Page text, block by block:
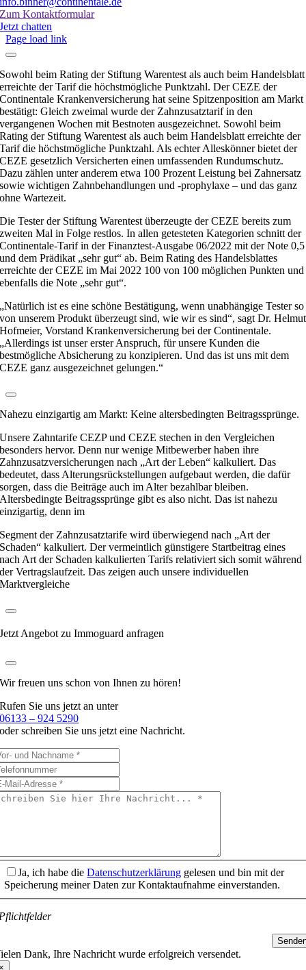
Zum Kontaktformular
Jetzt chatten
Page load link
Sowohl beim Rating der Stiftung Warentest als auch beim Handelsblatt
erreichte der Tarif die höchstmögliche Punktzahl. Der CEZE der
Continentale Krankenversicherung hat seine Spitzenposition am Markt
bestätigt: Gleich zweimal wurde der Zahnzusatztarif in den
vergangenen Wochen mit Bestnoten ausgezeichnet. Sowohl beim
Rating der Stiftung Warentest als auch beim Handelsblatt erreichte der
Tarif die höchstmögliche Punktzahl. Als echter Alleskönner bietet der
CEZE gesetzlich Versicherten einen umfassenden Rundumschutz.
Dazu zählen unter anderem etwa 100 Prozent Leistung bei Zahnersatz
sowie wichtigen Zahnbehandlungen und -prophylaxe – und das ganz
ohne Wartezeit.
Die Tester der Stiftung Warentest überzeugte der CEZE bereits zum
zweiten Mal in Folge restlos. In allen getesteten Kategorien schnitt der
Continentale-Tarif in der Finanztest-Ausgabe 06/2022 mit der Note 0,5
und dem Prädikat „sehr gut“ ab. Beim Rating des Handelsblattes
erreichte der CEZE im Mai 2022 100 von 100 möglichen Punkten und
ebenfalls die Note „sehr gut“.
„Natürlich ist es eine schöne Bestätigung, wenn unabhängige Tester so
von unserem Produkt überzeugt sind, wie wir es sind“, sagt Dr. Helmut
Hofmeier, Vorstand Krankenversicherung bei der Continentale.
„Allerdings ist unser erster Anspruch, für unsere Kunden die
bestmögliche Absicherung zu konzipieren. Und das ist uns mit dem
CEZE ganz ausgezeichnet gelungen.“
Nahezu einzigartig am Markt: Keine altersbedingten Beitragssprünge.
Unsere Zahntarife CEZP und CEZE stechen in den Vergleichen
besonders hervor. Denn nur wenige Mitbewerber haben ihre
Zahnzusatzversicherungen nach „Art der Leben“ kalkuliert. Das
bedeutet, dass Alterungsrückstellungen aufgebaut werden, die dafür
sorgen, dass die Beiträge auch im Alter bezahlbar bleiben.
Altersbedingte Beitragssprünge gibt es also nicht. Das ist nahezu
einzigartig, denn im
Segment der Zahnzusatztarife wird überwiegend nach „Art der
Schaden“ kalkuliert. Der vermeintlich günstigere Startbeitrag eines
nach Art der Schaden kalkulierten Tarifs relativiert sich somit während
der Vertragslaufzeit. Das zeigen auch unsere individuellen
Marktvergleiche
Jetzt Angebot zu Immoguard anfragen
Wir freuen uns schonvon Ihnen zu hören!
Rufen Sie uns jetzt an unter
06133 – 924 5290
oder schreiben Sie uns jetzt eine Nachricht.
Ja, ich habe dieDatenschutzerklärung gelesen und bin mit der
Speicherung meiner Daten zur Kontaktaufnahme einverstanden.
Dank, Ihre Nachricht wurde erfolgreich versendet.